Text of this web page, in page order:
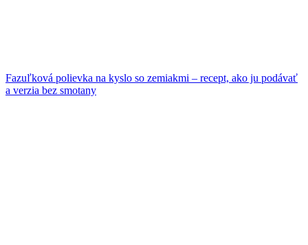
Fazuľková polievka na kyslo so zemiakmi – recept, ako ju podávať
a verzia bez smotany